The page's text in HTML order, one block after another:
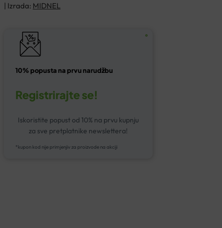
| Izrada: MIDNEL
10% popusta na prvu narudžbu
Registrirajte se!
Iskoristite popust od 10% na prvu kupnju
za sve pretplatnike newslettera!
*kupon kod nije primjenjiv za proizvode na akciji